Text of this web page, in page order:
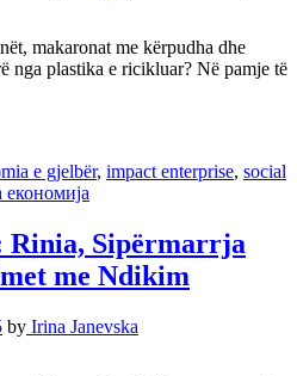
makaronat me kërpudha dhe
nga plastika e ricikluar? Në pamje të
e gjelbër, impact enterprise, social
Rinia, Sipërmarrja
me Ndikim
by Irina Janevska